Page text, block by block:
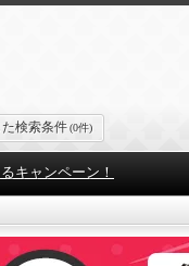
検索条件(0件)
キャンペーン！